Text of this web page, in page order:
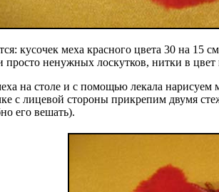
кусочек меха красного цвета 30 на 15
просто ненужных лоскутков, нитки в
на столе и с помощью лекала нарисуем
с лицевой стороны прикрепим двумя
его вешать).